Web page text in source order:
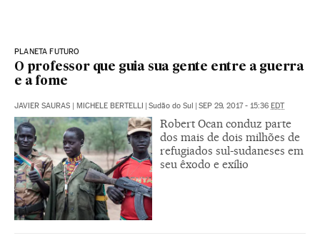
PLANETA FUTURO
O professor que guia sua gente entre a guerra
e a fome
JAVIER SAURAS | MICHELE BERTELLI | Sudão do Sul | SEP 29, 2017 - 15:36 EDT
Robert Ocan conduz parte
dos mais de dois milhões de
refugiados sul-sudaneses em
seu êxodo e exílio